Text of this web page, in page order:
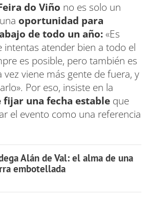
do Viño no es solo un
oportunidad para
de todo un año:«Es
intentas atender bien a todo el
es posible, pero también es
vez viene más gente de fuera, y
Por eso, insiste en la
una fecha estable que
el evento como una referencia
Alán de Val: el alma de una
embotellada